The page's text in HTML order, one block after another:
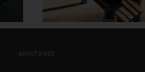
ABOUT KWEE